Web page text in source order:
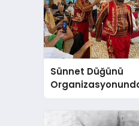
Sünnet Düğünü
Aktiviteler